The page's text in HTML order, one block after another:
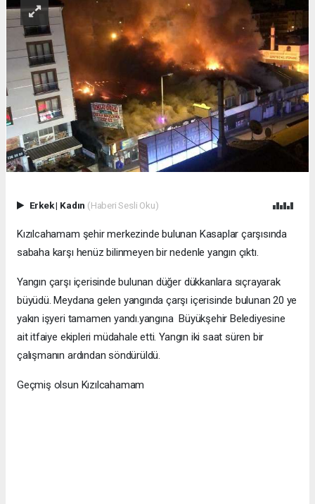
Erkek| Kadın (Haberi Sesli Oku)
Kızılcahamam şehir merkezinde bulunan Kasaplar çarşısında
sabaha karşı henüz bilinmeyen bir nedenle yangın çıktı.
Yangın çarşı içerisinde bulunan düğer dükkanlara sıçrayarak
büyüdü. Meydana gelen yangında çarşı içerisinde bulunan 20 ye
yakın işyeri tamamen yandı.yangına Büyükşehir Belediyesine
ait itfaiye ekipleri müdahale etti. Yangın iki saat süren bir
çalışmanın ardından söndürüldü.
Geçmiş olsun Kızılcahamam